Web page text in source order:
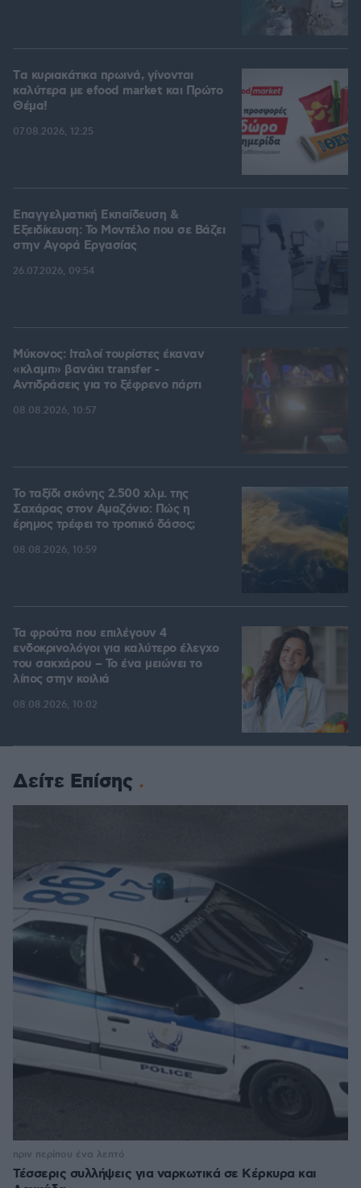
Tα κυριακάτικα πρωινά, γίνονται
καλύτερα με efood market και Πρώτο
Θέμα!
07.08.2026, 12:25
Επαγγελματική Εκπαίδευση &
Εξειδίκευση: Το Mοντέλο που σε Bάζει
στην Aγορά Eργασίας
26.07.2026, 09:54
Μύκονος: Ιταλοί τουρίστες έκαναν
«κλαμπ» βανάκι transfer -
Αντιδράσεις για το ξέφρενο πάρτι
08.08.2026, 10:57
Το ταξίδι σκόνης 2.500 χλμ. της
Σαχάρας στον Αμαζόνιο: Πώς η
έρημος τρέφει το τροπικό δάσος;
08.08.2026, 10:59
Τα φρούτα που επιλέγουν 4
ενδοκρινολόγοι για καλύτερο έλεγχο
του σακχάρου – Το ένα μειώνει το
λίπος στην κοιλιά
08.08.2026, 10:02
Δείτε Επίσης
Τέσσερις συλλήψεις για ναρκωτικά σε Κέρκυρα και
πριν περίπου ένα λεπτό